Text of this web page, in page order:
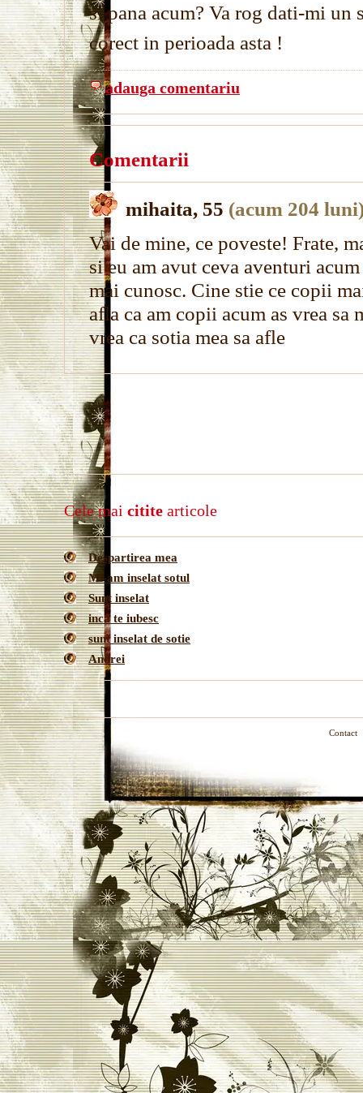
si pana acum? Va rog dati-mi un
corect in perioada asta !
adauga comentariu
Comentarii
mihaita, 55 (acum 204
Vai de mine, ce poveste! Frate,
si eu am avut ceva aventuri
mai cunosc. Cine stie ce copii
afla ca am copii acum as vrea
vrea ca sotia mea sa afle
Cele mai citite articole
Despartirea mea
Mi-am inselat sotul
Sunt inselat
inca te iubesc
sunt inselat de sotie
Andrei
Contact